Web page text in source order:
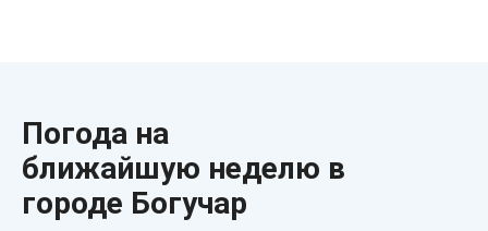
Погода на
ближайшую неделю в
городе Богучар